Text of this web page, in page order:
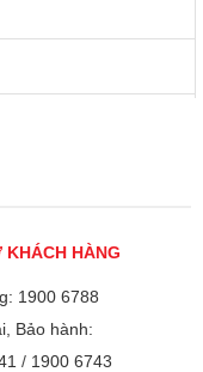
KHÁCH HÀNG
1900 6788
Bảo hành:
/ 1900 6743